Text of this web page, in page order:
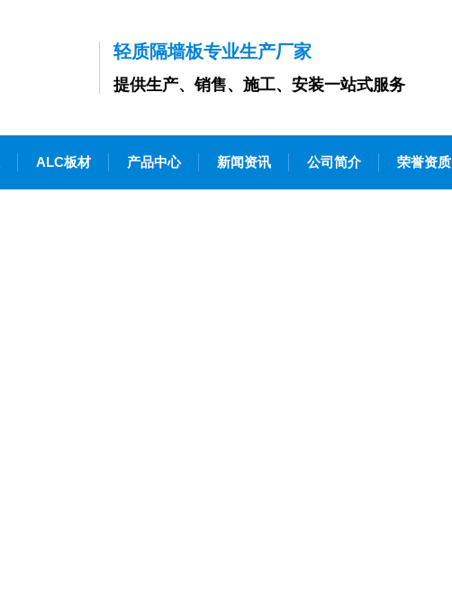
轻质隔墙板专业生产厂家
提供生产、销售、施工、安装一站式服务
ALC板材 产品中心 新闻资讯 公司简介 荣誉资质